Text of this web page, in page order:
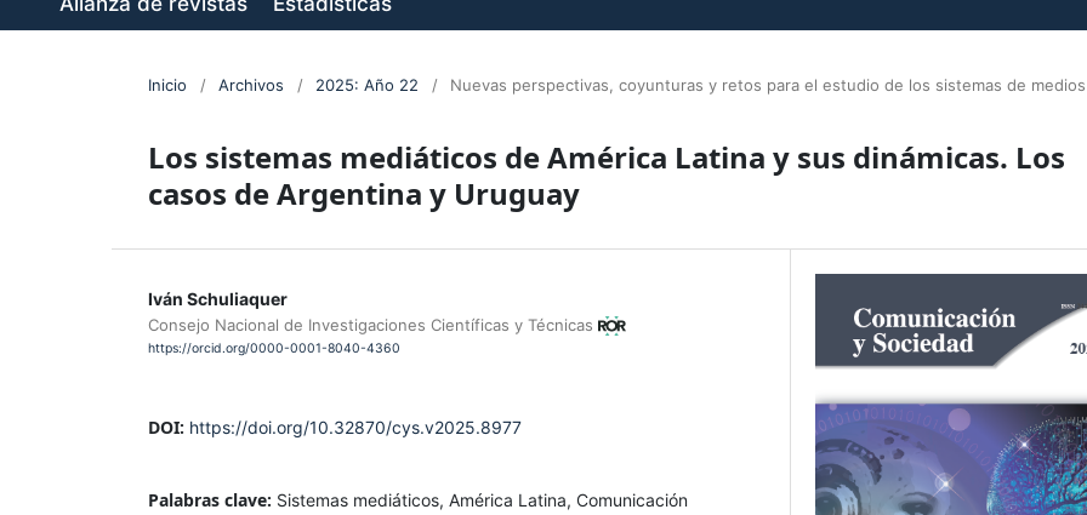
Inicio / Archivos / 2025: Año 22 / Nuevas perspectivas, coyunturas y retos para el estudio de los sistemas de medios
Los sistemas mediáticos de América Latina y sus dinámicas. Los
casos de Argentina y Uruguay
Iván Schuliaquer
Consejo Nacional de Investigaciones Científicas y Técnicas
https://orcid.org/0000-0001-8040-4360
DOI: https://doi.org/10.32870/cys.v2025.8977
Palabras clave: Sistemas mediáticos, América Latina, Comunicación